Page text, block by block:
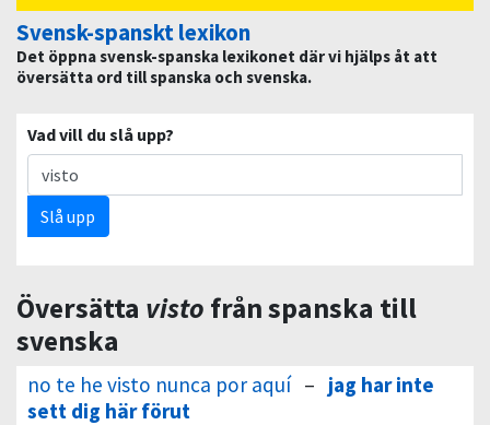
Svensk-spanskt lexikon
Det öppna svensk-spanska lexikonet där vi hjälps åt att
översätta ord till spanska och svenska.
Vad vill du slå upp?
Slå upp
Översätta visto från spanska till
svenska
no te he visto nunca por aquí – jag har inte
sett dig här förut